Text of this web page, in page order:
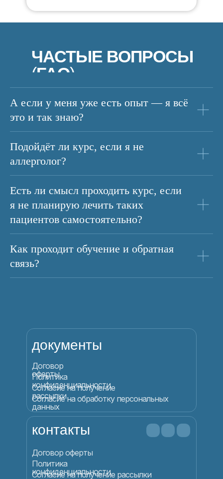
ЧАСТЫЕ ВОПРОСЫ
(FAQ)
А если у меня уже есть опыт — я всё
это и так знаю?
Подойдёт ли курс, если я не
аллерголог?
Есть ли смысл проходить курс, если
я не планирую лечить таких
пациентов самостоятельно?
Как проходит обучение и обратная
связь?
контакты
Согласие на получение рассылки
Политика
конфиденциальности
Договор оферты
документы
Согласие на обработку персональных
данных
Согласие на получение
рассылки
Политика
конфиденциальности
Договор
оферты